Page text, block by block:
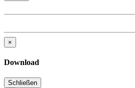
×
Download
Schließen